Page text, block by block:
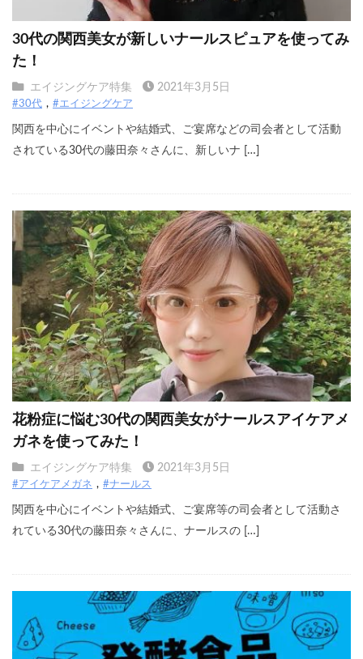
30代の関西美女が新しいナールスピュアを使ってみ
た！
エイジングケア特集 2021年3月5日
#30代 #エイジングケア
関西を中心にイベントや結婚式、ご宴席などの司会者として活動
されている30代の藤田奈々さんに、新しいナ […]
花粉症に悩む30代の関西美女がナールスアイケアメ
ガネを使ってみた！
エイジングケア特集 2021年3月5日
#アイケアメガネ #ナールス
関西を中心にイベントや結婚式、ご宴席等の司会者として活動さ
れている30代の藤田奈々さんに、ナールスの […]